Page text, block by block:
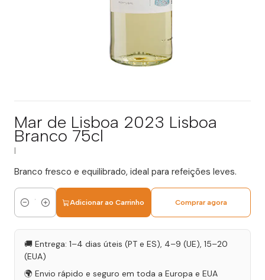
Mar de Lisboa 2023 Lisboa
Branco 75cl
Branco fresco e equilibrado, ideal para refeições leves.
Quantidade
Adicionar ao Carrinho Comprar agora
🚚 Entrega: 1–4 dias úteis (PT e ES), 4–9 (UE), 15–20
(EUA)
🌍 Envio rápido e seguro em toda a Europa e EUA